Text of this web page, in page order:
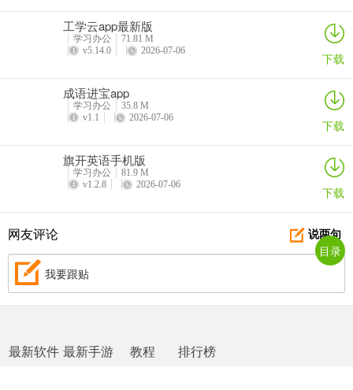
工学云app最新版
学习办公
71.81 M
v5.14.0
2026-07-06 下载
成语进宝app
学习办公
35.8 M
v1.1
2026-07-06 下载
旗开英语手机版
学习办公
81.9 M
v1.2.8
2026-07-06 下载
说两句
网友评论
我要跟贴
最新软件 最新手游 教程 排行榜
目录